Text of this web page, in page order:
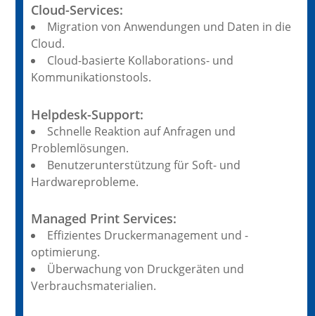
Cloud-Services:
Migration von Anwendungen und Daten in die
Cloud.
Cloud-basierte Kollaborations- und
Kommunikationstools.
Helpdesk-Support:
Schnelle Reaktion auf Anfragen und
Problemlösungen.
Benutzerunterstützung für Soft- und
Hardwareprobleme.
Managed Print Services:
Effizientes Druckermanagement und -
optimierung.
Überwachung von Druckgeräten und
Verbrauchsmaterialien.